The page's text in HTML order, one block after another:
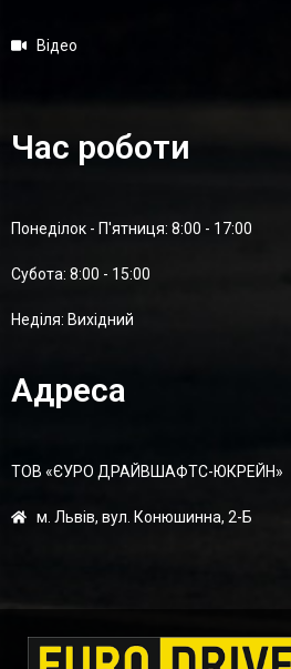
Відео
Час роботи
Понеділок - П'ятниця: 8:00 - 17:00
Суботa: 8:00 - 15:00
Неділя: Вихідний
Адреса
ТОВ «ЄУРО ДРАЙВШАФТC-ЮКРЕЙН»
м. Львів, вул. Конюшинна, 2-Б